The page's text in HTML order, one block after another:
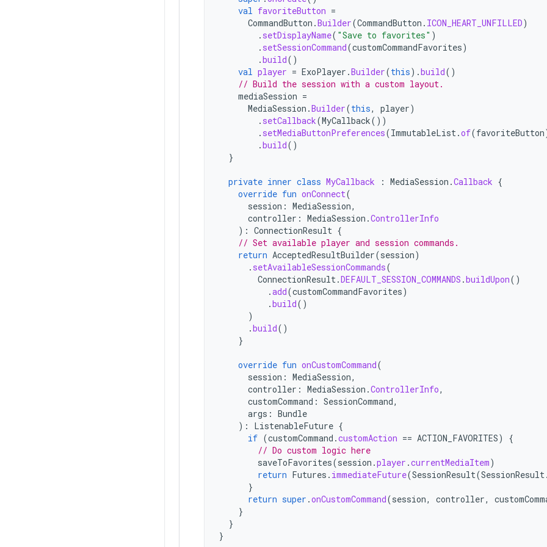
val favoriteButton =
CommandButton .Builder(CommandButton . ICON_HEART_UNFILLED)
. setDisplayName( "Save to favorites" )
. setSessionCommand(customCommandFavorites)
.build()
val player = ExoPlayer .Builder(this).build()
// Build the session with a custom layout.
mediaSession =
MediaSession .Builder(this, player)
. setCallback(MyCallback())
. setMediaButtonPreferences(ImmutableList .of(favoriteButton
.build()
}
private inner class MyCallback : MediaSession .Callback {
override fun onConnect(
session : MediaSession,
controller : MediaSession .ControllerInfo
): ConnectionResult {
// Set available player and session commands.
return AcceptedResultBuilder(session)
. setAvailableSessionCommands(
ConnectionResult .DEFAULT_SESSION_COMMANDS .buildUpon()
.add(customCommandFavorites)
.build()
)
.build()
}
override fun onCustomCommand(
session : MediaSession,
controller : MediaSession .ControllerInfo,
customCommand : SessionCommand,
args : Bundle
):
ListenableFuture {
if (customCommand .customAction == ACTION_FAVORITES)
{
// Do custom logic here
saveToFavorites(session .player .currentMediaItem)
return Futures . immediateFuture(SessionResult(SessionResult
}
return super .onCustomCommand(session, controller,
}
}
}